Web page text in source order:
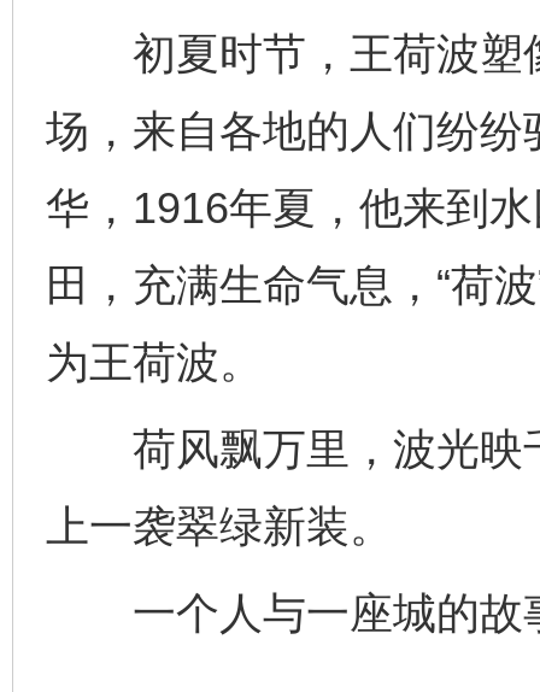
初夏时节，王荷波塑
场，来自各地的人们纷
华，1916年夏，他来到
田，充满生命气息，“荷
为王荷波。
荷风飘万里，波光映
上一袭翠绿新装。
一个人与一座城的故
完善运行机制助力责任有效落实